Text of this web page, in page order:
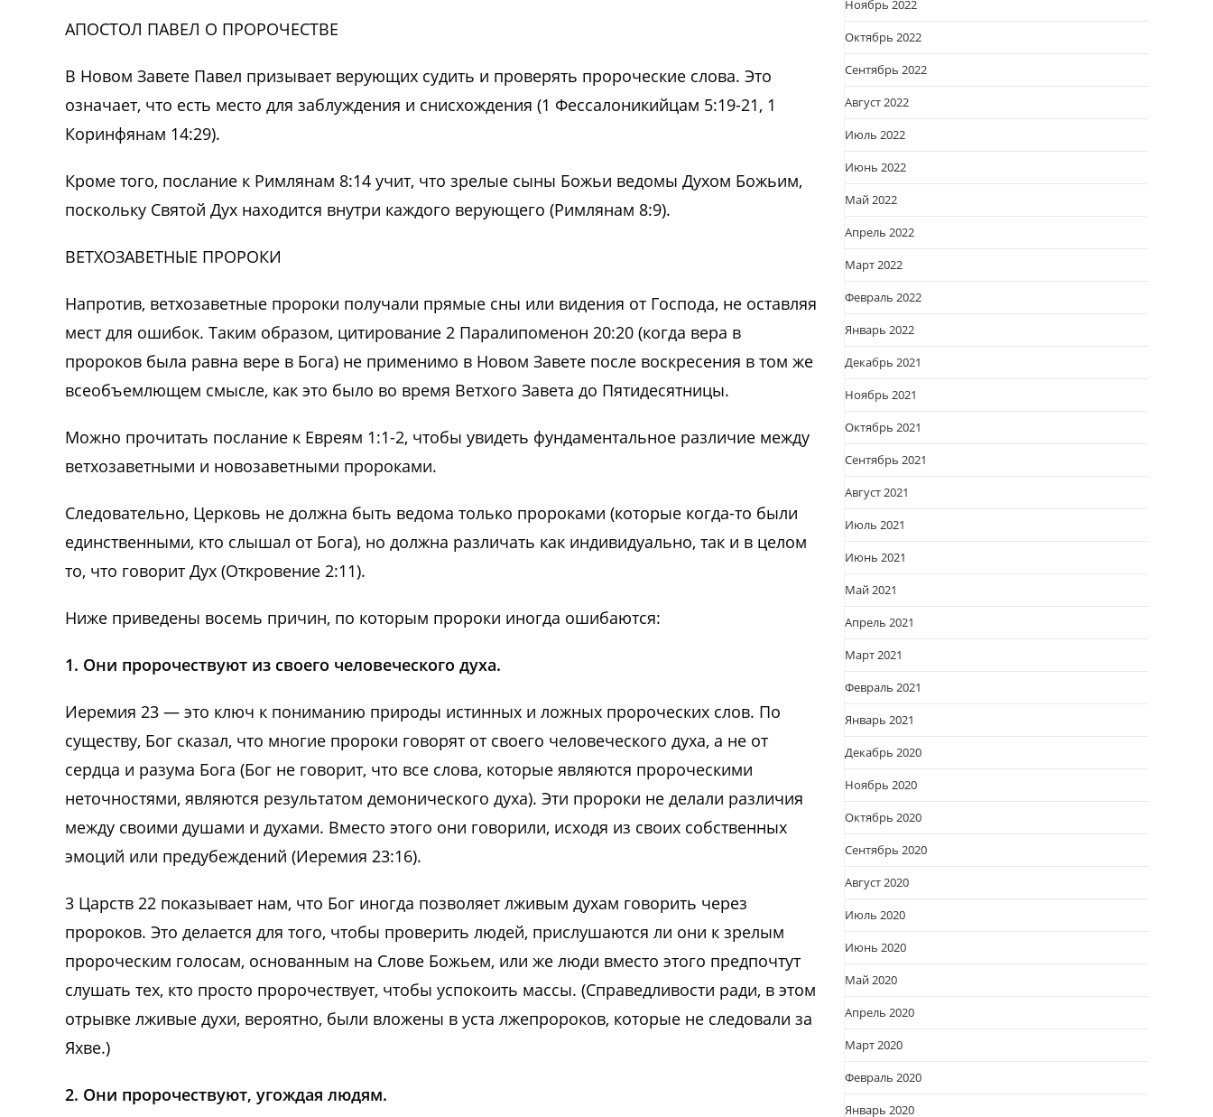
АПОСТОЛ ПАВЕЛ О ПРОРОЧЕСТВЕ
В Новом Завете Павел призывает верующих судить и проверять пророческие слова. Это
означает, что есть место для заблуждения и снисхождения (1 Фессалоникийцам 5:19-21, 1
Коринфянам 14:29).
Кроме того, послание к Римлянам 8:14 учит, что зрелые сыны Божьи ведомы Духом Божьим,
поскольку Святой Дух находится внутри каждого верующего (Римлянам 8:9).
ВЕТХОЗАВЕТНЫЕ ПРОРОКИ
Напротив, ветхозаветные пророки получали прямые сны или видения от Господа, не оставляя
мест для ошибок. Таким образом, цитирование 2 Паралипоменон 20:20 (когда вера в
пророков была равна вере в Бога) не применимо в Новом Завете после воскресения в том же
всеобъемлющем смысле, как это было во время Ветхого Завета до Пятидесятницы.
Можно прочитать послание к Евреям 1:1-2, чтобы увидеть фундаментальное различие между
ветхозаветными и новозаветными пророками.
Следовательно, Церковь не должна быть ведома только пророками (которые когда-то были
единственными, кто слышал от Бога), но должна различать как индивидуально, так и в целом
то, что говорит Дух (Откровение 2:11).
Ниже приведены восемь причин, по которым пророки иногда ошибаются:
1. Они пророчествуют из своего человеческого духа.
Иеремия 23 — это ключ к пониманию природы истинных и ложных пророческих слов. По
существу, Бог сказал, что многие пророки говорят от своего человеческого духа, а не от
сердца и разума Бога (Бог не говорит, что все слова, которые являются пророческими
неточностями, являются результатом демонического духа). Эти пророки не делали различия
между своими душами и духами. Вместо этого они говорили, исходя из своих собственных
эмоций или предубеждений (Иеремия 23:16).
3 Царств 22 показывает нам, что Бог иногда позволяет лживым духам говорить через
пророков. Это делается для того, чтобы проверить людей, прислушаются ли они к зрелым
пророческим голосам, основанным на Слове Божьем, или же люди вместо этого предпочтут
слушать тех, кто просто пророчествует, чтобы успокоить массы. (Справедливости ради, в этом
отрывке лживые духи, вероятно, были вложены в уста лжепророков, которые не следовали за
Яхве.)
2. Они пророчествуют, угождая людям.
Ноябрь 2022
Октябрь 2022
Сентябрь 2022
Август 2022
Июль 2022
Июнь 2022
Май 2022
Апрель 2022
Март 2022
Февраль 2022
Январь 2022
Декабрь 2021
Ноябрь 2021
Октябрь 2021
Сентябрь 2021
Август 2021
Июль 2021
Июнь 2021
Май 2021
Апрель 2021
Март 2021
Февраль 2021
Январь 2021
Декабрь 2020
Ноябрь 2020
Октябрь 2020
Сентябрь 2020
Август 2020
Июль 2020
Июнь 2020
Май 2020
Апрель 2020
Март 2020
Февраль 2020
Январь 2020